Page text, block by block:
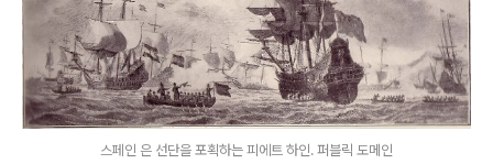
스페인 은 선단을 포획하는 피에트 하인. 퍼블릭 도메인